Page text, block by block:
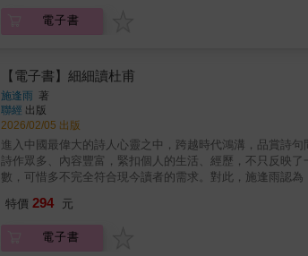
大，是扎扎實實地由一首又一首詩，一個又一個字緩慢積
電子書
【電子書】細細讀杜甫
施逢雨 著
聯經 出版
2026/02/05 出版
進入中國最偉大的詩人心靈之中，跨越時代鴻溝，品賞詩
詩作眾多、內容豐富，緊扣個人的生活、經歷，不只反映
數，可惜多不完全符合現今讀者的需求。對此，施逢雨認
徑。他以古往今來眾多名家的詮釋為基底，仔細考察、梳
大，是扎扎實實地由一首又一首詩，一個又一個字緩慢積
特價 294 元
電子書